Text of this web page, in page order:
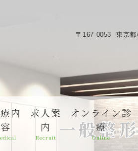
〒167-0053 東京
内
容
求人案
内
Recruit
オンライン診
療
Online
一般整